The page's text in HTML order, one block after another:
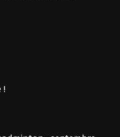
!